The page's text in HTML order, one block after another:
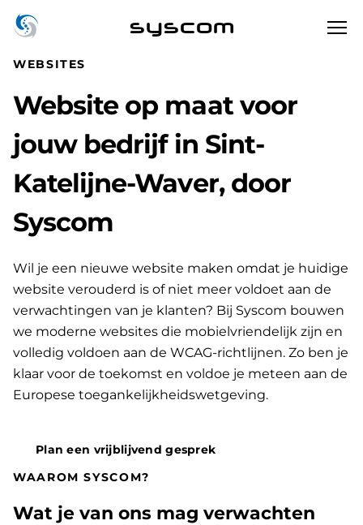
syscom
WEBSITES
Website op maat voor
jouw bedrijf in Sint-
Katelijne-Waver, door
Syscom
Wil je een nieuwe website maken omdat je huidige
website verouderd is of niet meer voldoet aan de
verwachtingen van je klanten? Bij Syscom bouwen
we moderne websites die mobielvriendelijk zijn en
volledig voldoen aan de WCAG-richtlijnen. Zo ben je
klaar voor de toekomst en voldoe je meteen aan de
Europese toegankelijkheidswetgeving.
Plan een vrijblijvend gesprek
WAAROM SYSCOM?
Wat je van ons mag verwachten